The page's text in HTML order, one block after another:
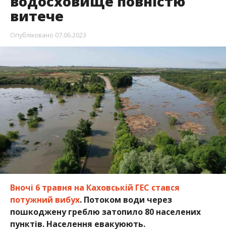
витече
Опубліковано 07.06.2023
Вночі 6 травня на Каховській ГЕС стався
потужний вибух. Потоком води через
пошкоджену греблю затопило 80 населених
пунктів. Населення евакуюють.